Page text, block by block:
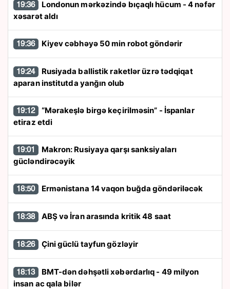
19:36
xəsarət aldı
19:36 Kiyev cəbhəyə 50 min robot göndərir
19:24
aparan institutda yanğın olub
19:12
etiraz etdi
19:01
gücləndirəcəyik
18:50 Ermənistana 14 vaqon buğda göndəriləcək
18:38 ABŞ və İran arasında kritik 48 saat
18:26 Çini güclü tayfun gözləyir
18:13
insan ac qala bilər